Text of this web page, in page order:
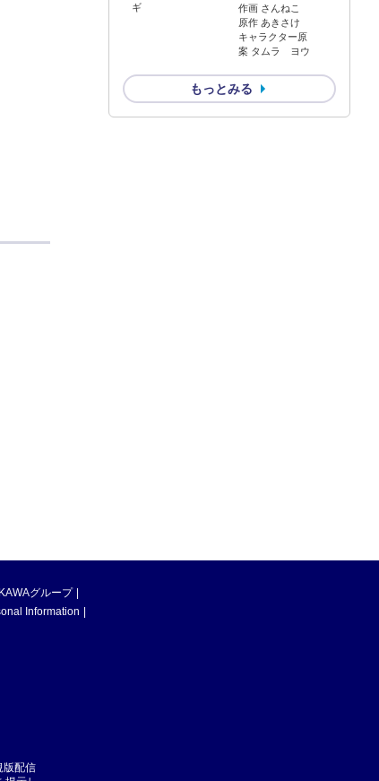
ギ
作画 さんねこ
原作 あきさけ
キャラクター原
案 タムラ ヨウ
もっとみる
グループ
Information
版配信